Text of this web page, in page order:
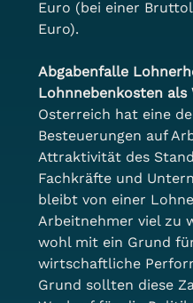
Euro (bei einer
Euro).
Abgabenfalle
Lohnnebenkosten als
Osterreich hat eine
Besteuerungen auf
Attraktivität des
Fachkräfte und
bleibt von einer
Arbeitnehmer viel zu
wohl mit ein Grund
wirtschaftliche
Grund sollten diese